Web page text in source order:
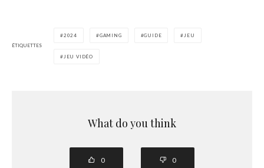
ÉTIQUETTES
2024 GAMING GUIDE JEU
JEU VIDÉO
What do you think
0 0